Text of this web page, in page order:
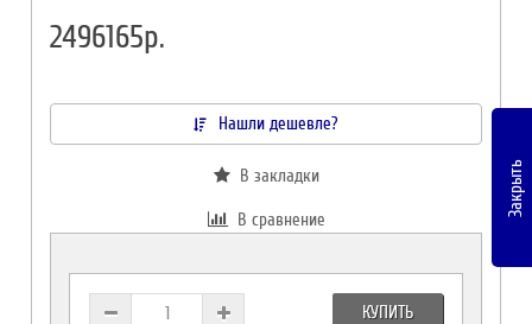
2496165р.
Нашли дешевле?
В закладки
В сравнение
КУПИТЬ
Закрыть